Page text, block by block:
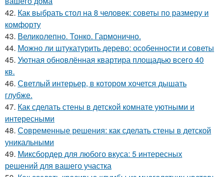
42. Как выбрать стол на 8 человек: советы по размеру и
комфорту
43. Великолепно. Тонко. Гармонично.
44. Можно ли штукатурить дерево: особенности и советы
45. Уютная обновлённая квартира площадью всего 40
кв.
46. Светлый интерьер, в котором хочется дышать
глубже.
47. Как сделать стены в детской комнате уютными и
интересными
48. Современные решения: как сделать стены в детской
уникальными
49. Миксбордер для любого вкуса: 5 интересных
решений для вашего участка